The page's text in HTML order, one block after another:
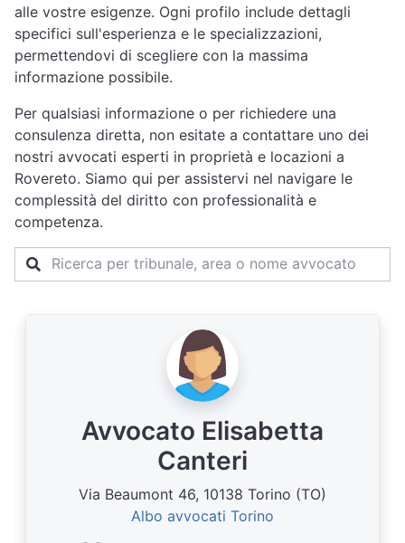
alle vostre esigenze. Ogni profilo include dettagli
specifici sull'esperienza e le specializzazioni,
permettendovi di scegliere con la massima
informazione possibile.
Per qualsiasi informazione o per richiedere una
consulenza diretta, non esitate a contattare uno dei
nostri avvocati esperti in proprietà e locazioni a
Rovereto. Siamo qui per assistervi nel navigare le
complessità del diritto con professionalità e
competenza.
Avvocato Elisabetta
Canteri
Via Beaumont 46, 10138 Torino (TO)
Albo avvocati Torino